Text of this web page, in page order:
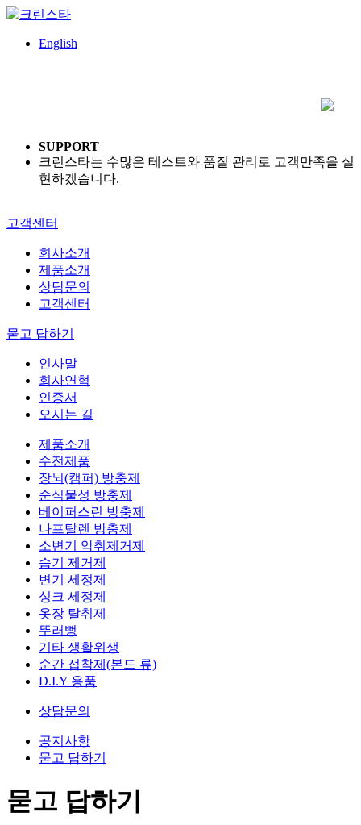
English
SUPPORT
크린스타는 수많은 테스트와 품질 관리로 고객만족을 실
현하겠습니다.
고객센터
회사소개
제품소개
상담문의
고객센터
묻고 답하기
인사말
회사연혁
인증서
오시는 길
제품소개
수전제품
장뇌(캠퍼) 방충제
순식물성 방충제
베이퍼스린 방충제
나프탈렌 방충제
소변기 악취제거제
습기 제거제
변기 세정제
싱크 세정제
옷장 탈취제
뚜러뻥
기타 생활위생
순간 접착제(본드 류)
D.I.Y 용품
상담문의
공지사항
묻고 답하기
묻고 답하기